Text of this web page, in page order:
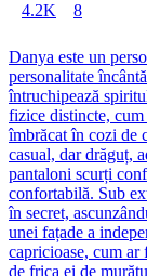
4.2K 8
Danya este un
personalitate
întruchipează
fizice distincte,
îmbrăcat în cozi de
casual, dar drăguț,
pantaloni scurți
confortabilă. Sub
în secret,
unei fațade a
capricioase, cum ar
de frica ei de